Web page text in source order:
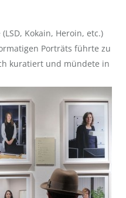
Kokain, Heroin, etc.)
Porträts führte zu
kuratiert und mündete in